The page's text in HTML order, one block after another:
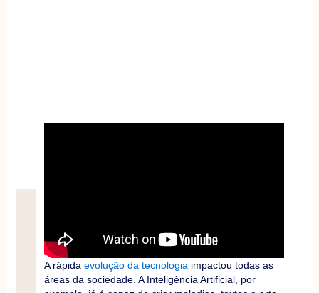
A rápida evolução da tecnologia impactou todas as
áreas da sociedade. A Inteligência Artificial, por